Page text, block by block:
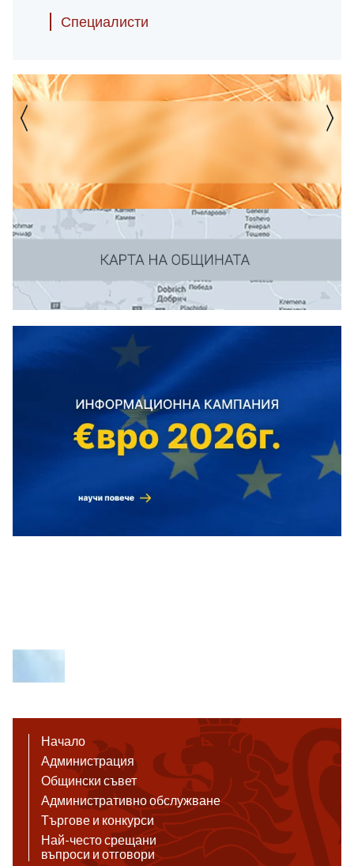
Специалисти
Начало
Администрация
Общински съвет
Административно обслужване
Търгове и конкурси
Най-често срещани
въпроси и отговори